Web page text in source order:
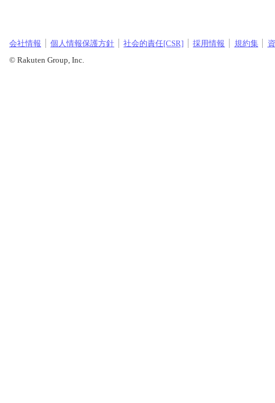
会社情報 個人情報保護方針 社会的責任[CSR] 採用情報 規約集
© Rakuten Group, Inc.